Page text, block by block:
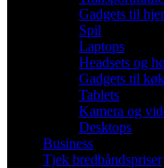
Gadgets til
Spil
Laptops
Headsets og
Gadgets til
Tablets
Kamera og
Desktops
Business
Tjek bredbåndspriser